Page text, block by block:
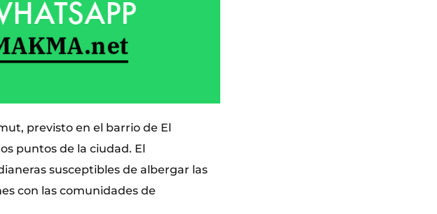
previsto en el barrio de El
puntos de la ciudad. El
susceptibles de albergar las
con las comunidades de